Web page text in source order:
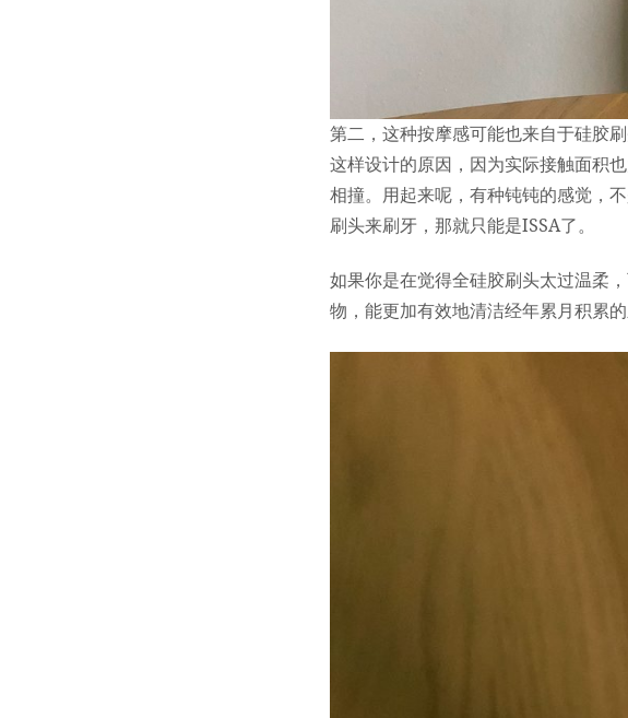
第二，这种按摩感可能也来自于硅胶
这样设计的原因，因为实际接触面积
相撞。用起来呢，有种钝钝的感觉，
刷头来刷牙，那就只能是ISSA了。
如果你是在觉得全硅胶刷头太过温柔
物，能更加有效地清洁经年累月积累的